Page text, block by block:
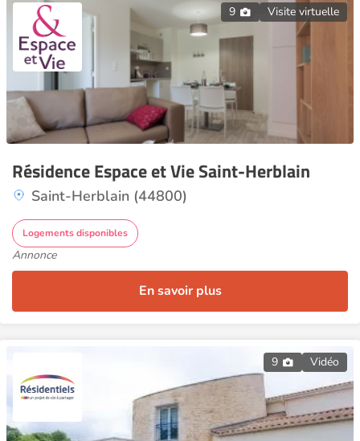
9 Visite virtuelle
Résidence Espace et Vie Saint-Herblain
Saint-Herblain (44800)
Logements disponibles
Annonce
En savoir plus
9 Vidéo